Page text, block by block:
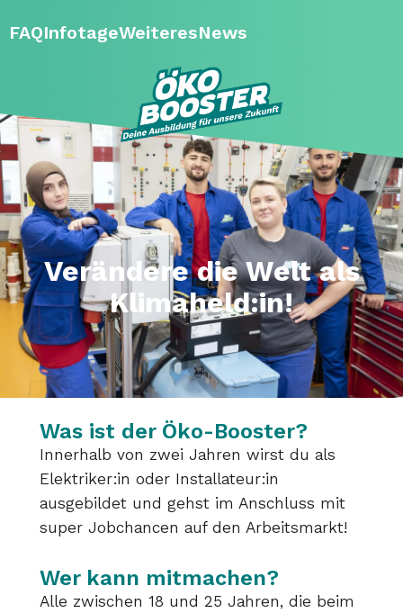
FAQInfotageWeiteresNews
Verändere die Welt als
Klimaheld:in!
Was ist der Öko-Booster?
Innerhalb von zwei Jahren wirst du als
Elektriker:in oder Installateur:in
ausgebildet und gehst im Anschluss mit
super Jobchancen auf den Arbeitsmarkt!
Wer kann mitmachen?
Alle zwischen 18 und 25 Jahren, die beim